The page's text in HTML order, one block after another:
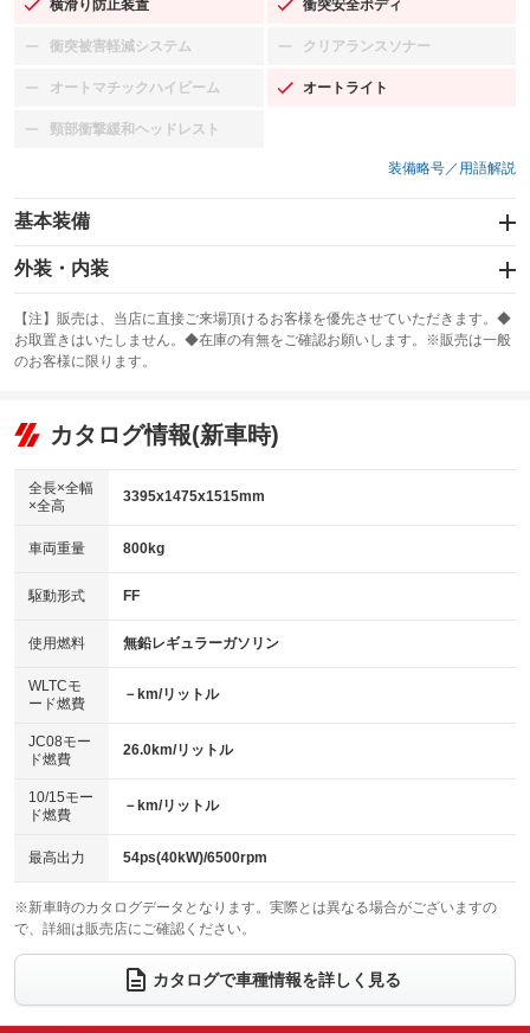
横滑り防止装置
：装備あり 衝突安全ボディ
：装備あり
衝突被害軽減システム
：装備なし クリアランスソナー
：装備なし
オートマチックハイビーム
：装備なし オートライト
：装備あり
頸部衝撃緩和ヘッドレスト
：装備なし
装備略号／用語解説
基本装備
エアバッグ：運転席/助手席
：装備あり
：装備なし
サンルーフ
：装備なし ABS
リフトアップ
：装備なし
：装備なし
パワーウィンドウ
アイドリングストップ
：装備あり
USB入力端子
：装備なし
100V電源
：装備なし
センターデフロック
：装備なし
電動格納ミラー
：装備あり
外装・内装
カーナビ：メモリーナビ他
：装備あり
TV：ワンセグ
：装備あり
ビジュアル
：装備なし
：装備あり
革シート
キーレス
HID(キセノンライト)
：装備あり
バックカメラ
：装備あり
エアロ
：装備なし
：装備なし
パワーシート
ベンチシート
：装備あり
チップアップシート
：装備なし
：装備なし ：装備なし
ウォークスルー
：装備なし
電動リアゲート フロントカメラ
：装備なし
：装備なし ：装備なし
【注】販売は、当店に直接ご来場頂けるお客様を優先させていただきます。◆
お取置きはいたしません。◆在庫の有無をご確認お願いします。※販売は一般
のお客様に限ります。
カタログ情報(新車時)
全長×全幅
×全高
3395x1475x1515mm
車両重量 800kg
駆動形式 FF
使用燃料 無鉛レギュラーガソリン
WLTCモ
ード燃費
－km/リットル
JC08モー
ド燃費
26.0km/リットル
10/15モー
ド燃費
－km/リットル
最高出力 54ps(40kW)/6500rpm
※新車時のカタログデータとなります。実際とは異なる場合がございますの
で、詳細は販売店にご確認ください。
カタログで車種情報を詳しく見る